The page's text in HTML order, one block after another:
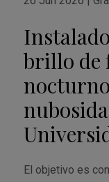
brillo de
El objetivo es